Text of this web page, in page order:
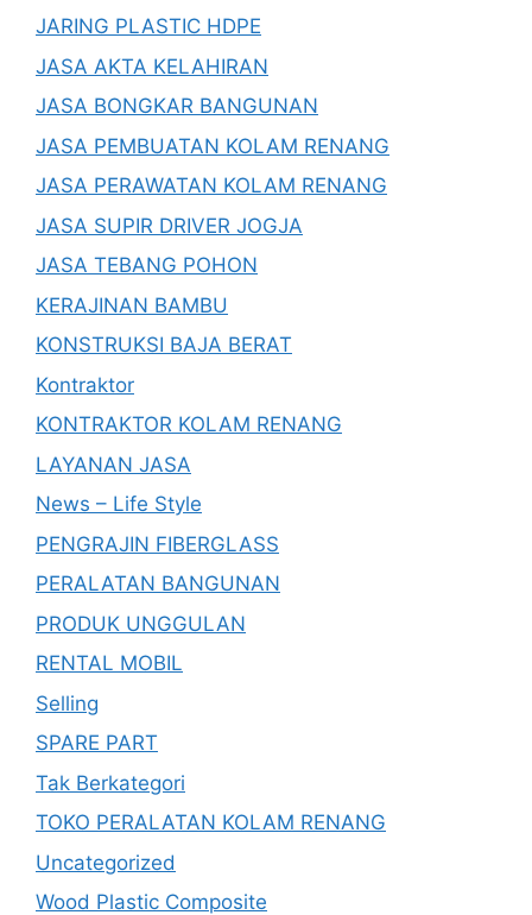
JARING PLASTIC HDPE
JASA AKTA KELAHIRAN
JASA BONGKAR BANGUNAN
JASA PEMBUATAN KOLAM RENANG
JASA PERAWATAN KOLAM RENANG
JASA SUPIR DRIVER JOGJA
JASA TEBANG POHON
KERAJINAN BAMBU
KONSTRUKSI BAJA BERAT
Kontraktor
KONTRAKTOR KOLAM RENANG
LAYANAN JASA
News – Life Style
PENGRAJIN FIBERGLASS
PERALATAN BANGUNAN
PRODUK UNGGULAN
RENTAL MOBIL
Selling
SPARE PART
Tak Berkategori
TOKO PERALATAN KOLAM RENANG
Uncategorized
Wood Plastic Composite